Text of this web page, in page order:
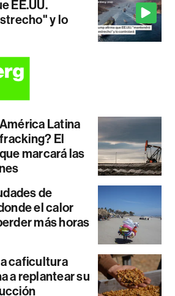
EE.UU.
y lo
Latina
El
marcará las
de
el calor
más horas
caficultura
a replantear su